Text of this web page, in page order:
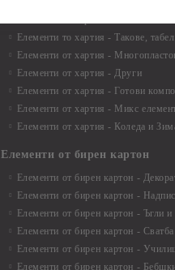
Елементи то хартия - Такове,
Елементи от хартия -
Елементи от хартия - Други
Елементи от хартия - Готови
Елементи от хартия - Микс
Елементи от хартия - Коледа и
Елементи от бирен картон
Елементи от бирен картон -
Елементи от бирен картон -
Елементи от бирен картон - Ъгли
Елементи от бирен картон - Сватба
Елементи от бирен картон -
Елементи от бирен картон -